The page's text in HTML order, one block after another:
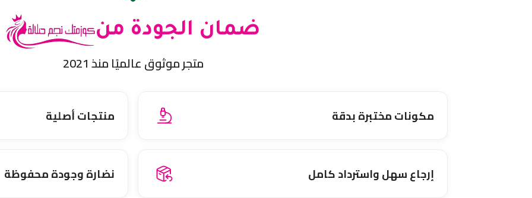
ضمان الجودة من
متجر موثوق عالميًا منذ 2021
مكونات مختبرة بدقة منتجات أصلية
إرجاع سهل واسترداد كامل نضارة وجودة محفوظة